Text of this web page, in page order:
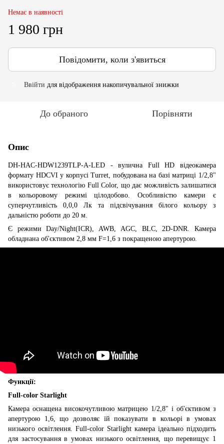
Немає в наявності
1 980 грн
Повідомити, коли з'явиться
Ввійти для відображення накопичувальної знижки
До обраного Порівняти
Опис
DH-HAC-HDW1239TLP-A-LED - вулична Full HD відеокамера
формату HDCVI у корпусі Turret, побудована на базі матриці 1/2,8"
використовує технологію Full Color, що дає можливість залишатися
в кольоровому режимі цілодобово. Особливістю камери є
суперчутливість 0,0,0 Лк та підсвічування білого кольору з
дальністю роботи до 20 м.
Є режими Day/Night(ICR), AWB, AGC, BLC, 2D-DNR. Камера
обладнана об'єктивом 2,8 мм F=1,6 з покращеною апертурою.
Функції:
Full-color Starlight
Камера оснащена високочутливою матрицею 1/2,8" і об'єктивом з
апертурою 1,6, що дозволяє їй показувати в кольорі в умовах
низького освітлення. Full-color Starlight камера ідеально підходить
для застосування в умовах низького освітлення, що перевищує 1